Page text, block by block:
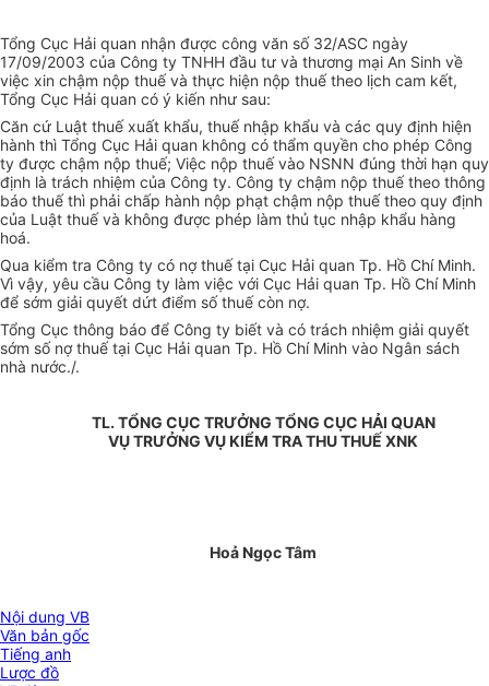
Tổng Cục Hải quan nhận được công văn số 32/ASC ngày
17/09/2003 của Công ty TNHH đầu tư và thương mại An Sinh về
việc xin chậm nộp thuế và thực hiện nộp thuế theo lịch cam kết,
Tổng Cục Hải quan có ý kiến như sau:
Căn cứ Luật thuế xuất khẩu, thuế nhập khẩu và các quy định hiện
hành thì Tổng Cục Hải quan không có thẩm quyền cho phép Công
ty được chậm nộp thuế; Việc nộp thuế vào NSNN đúng thời hạn quy
định là trách nhiệm của Công ty. Công ty chậm nộp thuế theo thông
báo thuế thì phải chấp hành nộp phạt chậm nộp thuế theo quy định
của Luật thuế và không được phép làm thủ tục nhập khẩu hàng
hoá.
Qua kiểm tra Công ty có nợ thuế tại Cục Hải quan Tp. Hồ Chí Minh.
Vì vậy, yêu cầu Công ty làm việc với Cục Hải quan Tp. Hồ Chí Minh
để sớm giải quyết dứt điểm số thuế còn nợ.
Tổng Cục thông báo để Công ty biết và có trách nhiệm giải quyết
sớm số nợ thuế tại Cục Hải quan Tp. Hồ Chí Minh vào Ngân sách
nhà nước./.
TL. TỔNG CỤC TRƯỞNG TỔNG CỤC HẢI QUAN
VỤ TRƯỞNG VỤ KIỂM TRA THU THUẾ XNK
Hoả Ngọc Tâm
Nội dung VB
Văn bản gốc
Tiếng anh
Lược đồ